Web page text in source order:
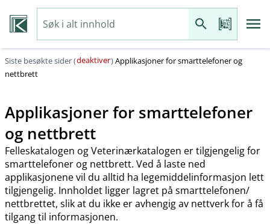
Siste besøkte sider (deaktiver)Applikasjoner for smarttelefoner og
nettbrett
Applikasjoner for smarttelefoner
og nettbrett
Felleskatalogen og Veterinærkatalogen er tilgjengelig for
smarttelefoner og nettbrett. Ved å laste ned
applikasjonene vil du alltid ha legemiddelinformasjon lett
tilgjengelig. Innholdet ligger lagret på smarttelefonen​/​
nettbrettet, slik at du ikke er avhengig av nettverk for å få
tilgang til informasjonen.